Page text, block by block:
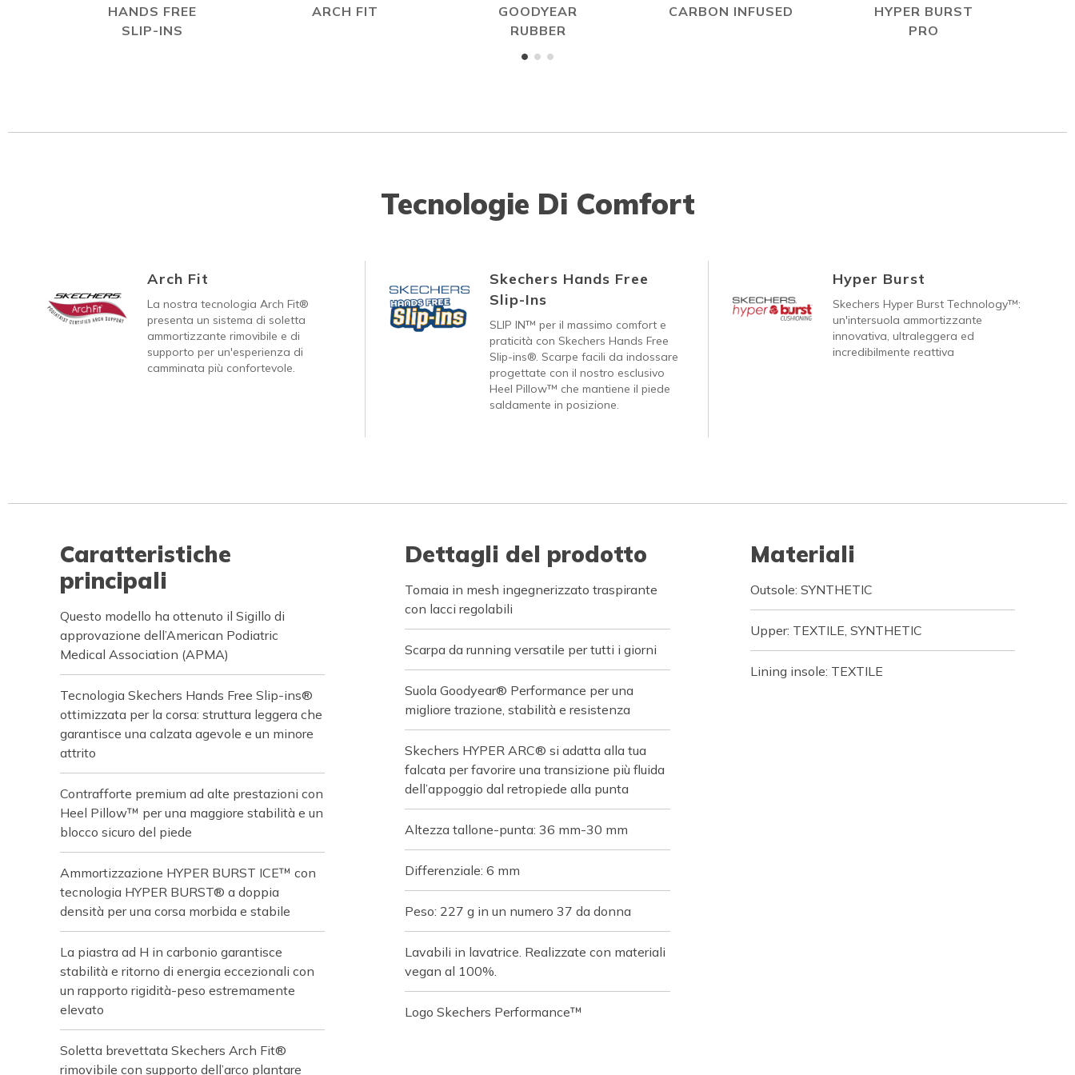
HANDS FREE
SLIP-INS
ARCH FIT
GOODYEAR
RUBBER
CARBON INFUSED
HYPER BURST
PRO
Tecnologie Di Comfort
Arch Fit
La nostra tecnologia Arch Fit®
presenta un sistema di soletta
ammortizzante rimovibile e di
supporto per un'esperienza di
camminata più confortevole.
Skechers Hands Free
Slip-Ins
SLIP IN™ per il massimo comfort e
praticità con Skechers Hands Free
Slip-ins®. Scarpe facili da indossare
progettate con il nostro esclusivo
Heel Pillow™ che mantiene il piede
saldamente in posizione.
Hyper Burst
Skechers Hyper Burst Technology™:
un'intersuola ammortizzante
innovativa, ultraleggera ed
incredibilmente reattiva
Caratteristiche
principali
Questo modello ha ottenuto il Sigillo di
approvazione dell’American Podiatric
Medical Association (APMA)
Tecnologia Skechers Hands Free Slip-ins®
ottimizzata per la corsa: struttura leggera che
garantisce una calzata agevole e un minore
attrito
Contrafforte premium ad alte prestazioni con
Heel Pillow™ per una maggiore stabilità e un
blocco sicuro del piede
Ammortizzazione HYPER BURST ICE™ con
tecnologia HYPER BURST® a doppia
densità per una corsa morbida e stabile
La piastra ad H in carbonio garantisce
stabilità e ritorno di energia eccezionali con
un rapporto rigidità-peso estremamente
elevato
Soletta brevettata Skechers Arch Fit®
rimovibile con supporto dell’arco plantare
Dettagli del prodotto
Tomaia in mesh ingegnerizzato traspirante
con lacci regolabili
Scarpa da running versatile per tutti i giorni
Suola Goodyear® Performance per una
migliore trazione, stabilità e resistenza
Skechers HYPER ARC® si adatta alla tua
falcata per favorire una transizione più fluida
dell’appoggio dal retropiede alla punta
Altezza tallone-punta: 36 mm-30 mm
Differenziale: 6 mm
Peso: 227 g in un numero 37 da donna
Lavabili in lavatrice. Realizzate con materiali
vegan al 100%.
Logo Skechers Performance™
Materiali
Outsole: SYNTHETIC
Upper: TEXTILE, SYNTHETIC
Lining insole: TEXTILE